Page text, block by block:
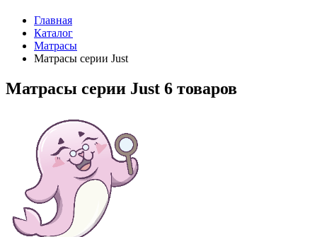
Главная
Каталог
Матрасы
Матрасы серии Just
Матрасы серии Just 6 товаров